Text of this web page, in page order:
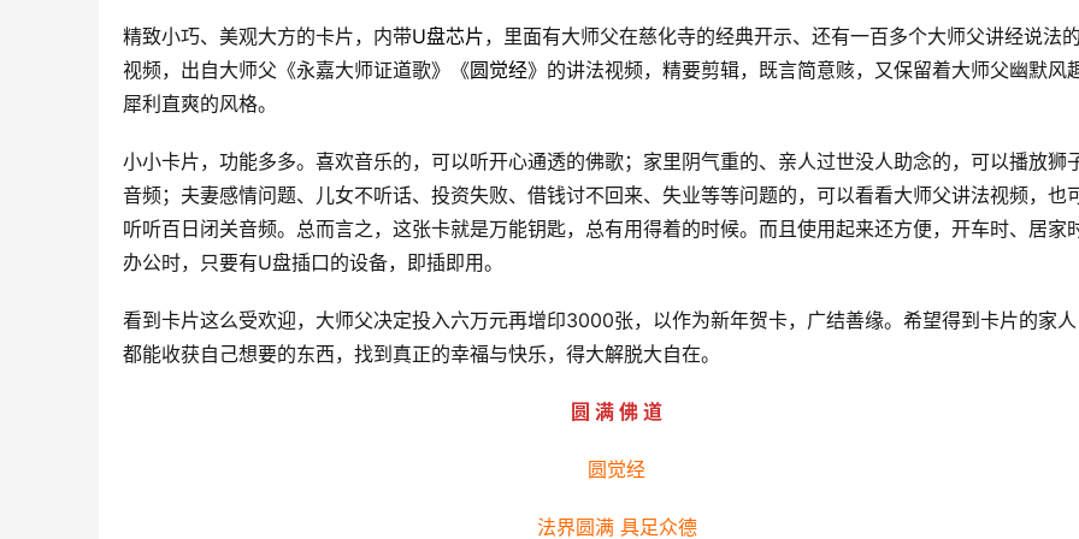
精致小巧、美观大方的卡片，内带U盘芯片，里面有大师父在慈化寺的经典开示、还有一百多个大师父讲经说法
视频，出自大师父《永嘉大师证道歌》《圆觉经》的讲法视频，精要剪辑，既言简意赅，又保留着大师父幽默风趣
犀利直爽的风格。
小小卡片，功能多多。喜欢音乐的，可以听开心通透的佛歌；家里阴气重的、亲人过世没人助念的，可以播放狮
音频；夫妻感情问题、儿女不听话、投资失败、借钱讨不回来、失业等等问题的，可以看看大师父讲法视频，也
听听百日闭关音频。总而言之，这张卡就是万能钥匙，总有用得着的时候。而且使用起来还方便，开车时、居家时
办公时，只要有U盘插口的设备，即插即用。
看到卡片这么受欢迎，大师父决定投入六万元再增印3000张，以作为新年贺卡，广结善缘。希望得到卡片的家人
都能收获自己想要的东西，找到真正的幸福与快乐，得大解脱大自在。
圆 满 佛 道
圆觉经
法界圆满 具足众德